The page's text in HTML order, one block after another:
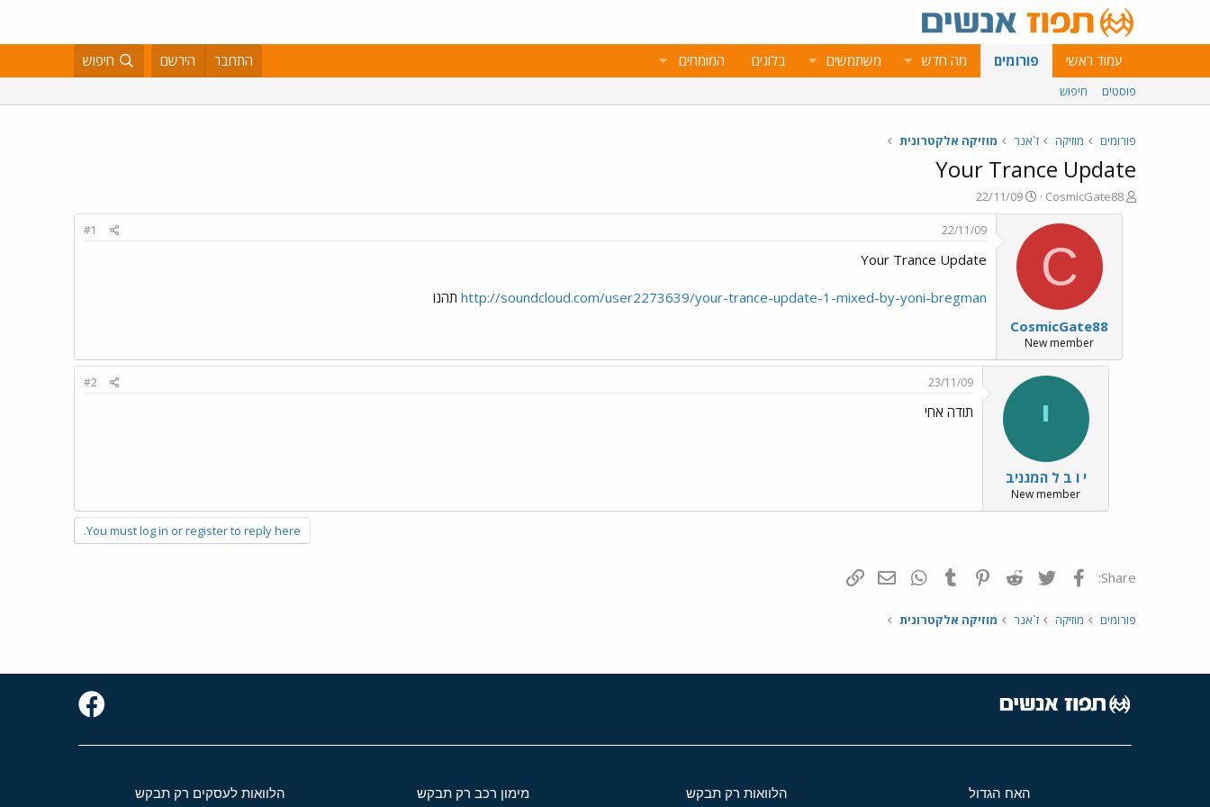
עמוד ראשי פורומים מה חדש משתמשים בלוגים המומחים התחבר הירשם חיפוש
פוסטים חיפוש
פורומים מוזיקה ז`אנר מוזיקה אלקטרונית
Your Trance Update
פ
ו
CosmicGate88
פ
ו
ס
ם
ב
ת
ר
ך
22/11/09
C
CosmicGate88
New member
22/11/09
#1
Your Trance Update
http://soundcloud.com/user2273639/your-trance-update-1-mixed-by-yoni-bregman תהנו
י
י ו ב ל המגניב
New member
23/11/09
#2
תודה אחי
You must log in or register to reply here.
Share: פייסבוק Twitter
Reddit
Pinterest
Tumblr
WhatsAppדואר אלקטרוני
פורומים מוזיקה ז`אנר מוזיקה אלקטרונית
האח הגדול הלוואות רק תבקש מימון רכב רק תבקש הלוואות לעסקים רק תבקש